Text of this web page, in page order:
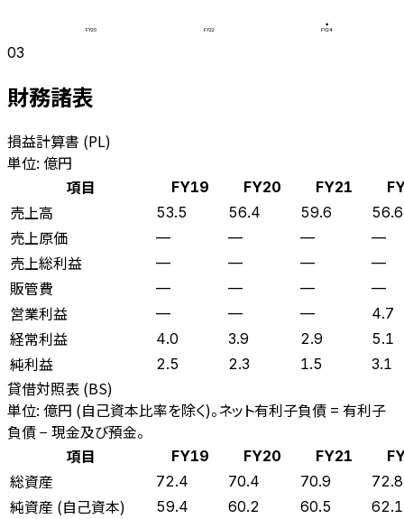
FY20 FY22 FY24
03
財務諸表
損益計算書 (PL)
単位: 億円
項目
FY19 FY20 FY21
売上高 53.5 56.4 59.6 56.6
売上原価 — — — —
売上総利益 — — — —
販管費 — — — —
営業利益 — — — 4.7
経常利益 4.0 3.9 2.9 5.1
純利益 2.5 2.3 1.5 3.1
貸借対照表 (BS)
単位: 億円 (自己資本比率を除く)。ネット有利子負債 = 有利子
負債 − 現金及び預金。
項目
FY19 FY20 FY21
総資産 72.4 70.4 70.9 72.8
純資産 (自己資本) 59.4 60.2 60.5 62.1